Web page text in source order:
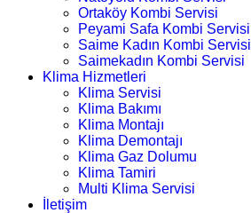
Ortaköy Kombi Servisi
Peyami Safa Kombi Servisi
Saime Kadın Kombi Servisi
Saimekadın Kombi Servisi
Klima Hizmetleri
Klima Servisi
Klima Bakımı
Klima Montajı
Klima Demontajı
Klima Gaz Dolumu
Klima Tamiri
Multi Klima Servisi
İletişim